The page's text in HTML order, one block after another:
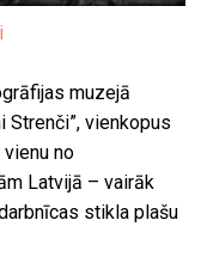
muzejā
Strenči”, vienkopus
no
Latvijā – vairāk
stikla plašu